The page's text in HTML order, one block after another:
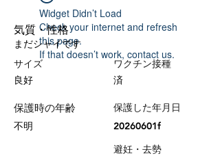
Widget Didn’t Load
Check your internet and refresh
this page.
If that doesn’t work, contact us.
気質・性格
まだシャイです
サイズ
良好
保護時の年齢
不明
ワクチン接種
済
保護した年月日
20260601f
避妊・去勢